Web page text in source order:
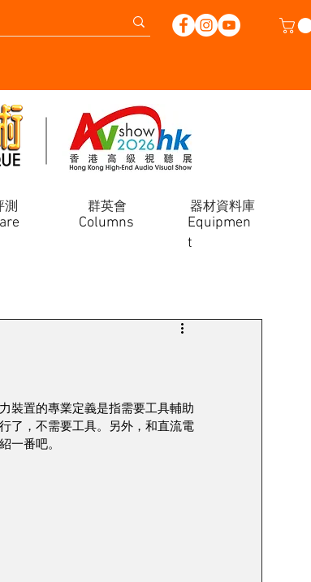
測 群英會 器材資料庫
Equipmen
t
Columns
裝置的專業定義是指需要工具輔助
了，不需要工具。另外，和直流電
一番吧。